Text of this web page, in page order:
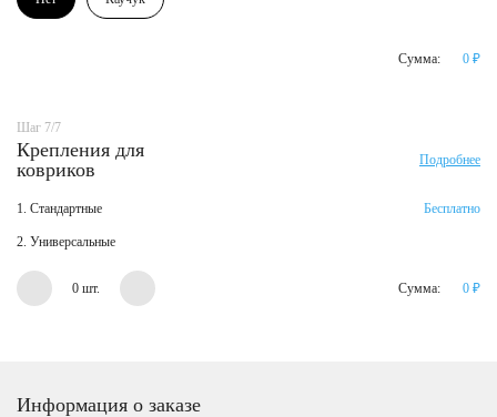
Сумма: 0 ₽
Шаг 7/7
Крепления для
ковриков
Подробнее
1. Стандартные Бесплатно
2. Универсальные
0 шт. Сумма: 0 ₽
Информация о заказе